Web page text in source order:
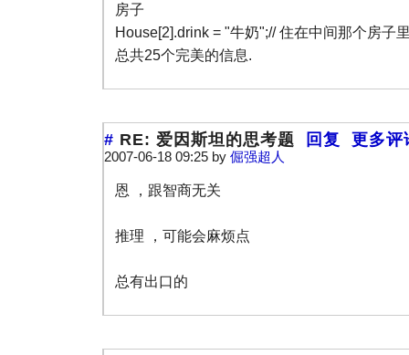
房子
House[2].drink = "牛奶";// 住在中间那个房子
总共25个完美的信息.
# RE: 爱因斯坦的思考题 回复 更多评
2007-06-18 09:25 by 倔强超人
恩 ，跟智商无关
推理 ，可能会麻烦点
总有出口的